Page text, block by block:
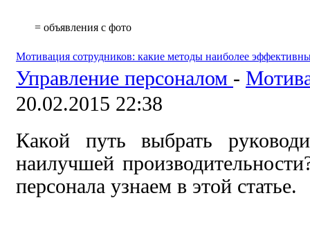
= объявления с фото
Мотивация сотрудников: какие методы наиболее
Управление персоналом -
20.02.2015 22:38
Какой путь выбрать
наилучшей
персонала узнаем в этой статье.